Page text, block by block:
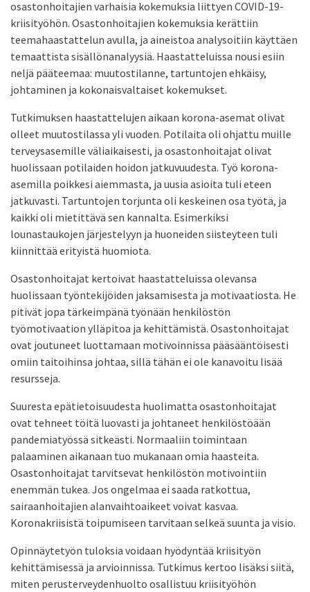
osastonhoitajien varhaisia kokemuksia liittyen COVID-19-
kriisityöhön. Osastonhoitajien kokemuksia kerättiin
teemahaastattelun avulla, ja aineistoa analysoitiin käyttäen
temaattista sisällönanalyysiä. Haastatteluissa nousi esiin
neljä pääteemaa: muutostilanne, tartuntojen ehkäisy,
johtaminen ja kokonaisvaltaiset kokemukset.
Tutkimuksen haastattelujen aikaan korona-asemat olivat
olleet muutostilassa yli vuoden. Potilaita oli ohjattu muille
terveysasemille väliaikaisesti, ja osastonhoitajat olivat
huolissaan potilaiden hoidon jatkuvuudesta. Työ korona-
asemilla poikkesi aiemmasta, ja uusia asioita tuli eteen
jatkuvasti. Tartuntojen torjunta oli keskeinen osa työtä, ja
kaikki oli mietittävä sen kannalta. Esimerkiksi
lounastaukojen järjestelyyn ja huoneiden siisteyteen tuli
kiinnittää erityistä huomiota.
Osastonhoitajat kertoivat haastatteluissa olevansa
huolissaan työntekijöiden jaksamisesta ja motivaatiosta. He
pitivät jopa tärkeimpänä työnään henkilöstön
työmotivaation ylläpitoa ja kehittämistä. Osastonhoitajat
ovat joutuneet luottamaan motivoinnissa pääsääntöisesti
omiin taitoihinsa johtaa, sillä tähän ei ole kanavoitu lisää
resursseja.
Suuresta epätietoisuudesta huolimatta osastonhoitajat
ovat tehneet töitä luovasti ja johtaneet henkilöstöään
pandemiatyössä sitkeästi. Normaaliin toimintaan
palaaminen aikanaan tuo mukanaan omia haasteita.
Osastonhoitajat tarvitsevat henkilöstön motivointiin
enemmän tukea. Jos ongelmaa ei saada ratkottua,
sairaanhoitajien alanvaihtoaikeet voivat kasvaa.
Koronakriisistä toipumiseen tarvitaan selkeä suunta ja visio.
Opinnäytetyön tuloksia voidaan hyödyntää kriisityön
kehittämisessä ja arvioinnissa. Tutkimus kertoo lisäksi siitä,
miten perusterveydenhuolto osallistuu kriisityöhön